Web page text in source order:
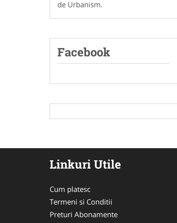
de Urbanism.
Facebook
Linkuri Utile
Cum platesc
Termeni si Conditii
Preturi Abonamente